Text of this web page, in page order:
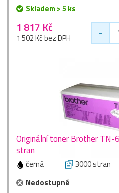
Skladem > 5 ks
1 817 Kč
1 502 Kč bez DPH -
Originální toner Brother
stran
černá 3000 stran
Nedostupné